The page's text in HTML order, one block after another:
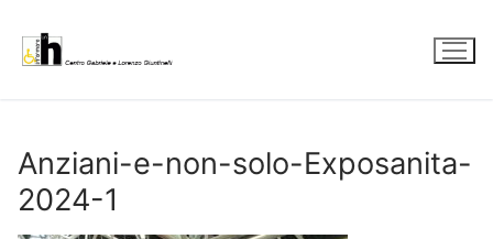
contenuto
Anziani-e-non-solo-Exposanita-
2024-1